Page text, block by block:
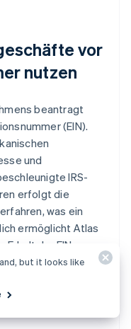
vor
nutzen
beantragt
(EIN).
und
IRS-
erfolgt die
was ein
ermöglicht Atlas
der EIN,
und
Sie eine EIN
but it looks like